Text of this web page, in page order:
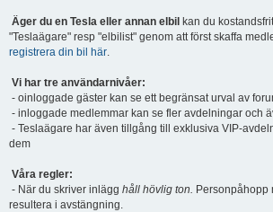
Äger du en Tesla eller annan elbil kan du
"Teslaägare" resp "elbilist" genom att först skaffa
registrera din bil här.
Vi har tre användarnivåer:
- oinloggade gäster kan se ett begränsat urval av
- inloggade medlemmar kan se fler avdelningar och
- Teslaägare har även tillgång till exklusiva VIP-
dem
Våra regler:
- När du skriver inlägg håll hövlig ton. Personpåhopp
resultera i avstängning.